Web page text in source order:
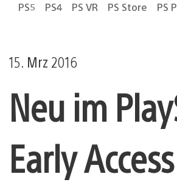
PS5 PS4 PS VR PS Store PS
15. Mrz 2016
Neu im
Early